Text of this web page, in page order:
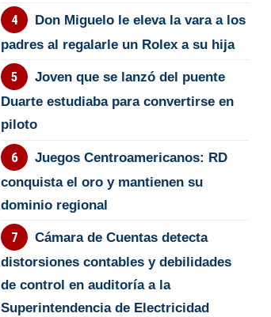
Don Miguelo le eleva la vara a los
padres al regalarle un Rolex a su hija
Joven que se lanzó del puente
Duarte estudiaba para convertirse en
piloto
Juegos Centroamericanos: RD
conquista el oro y mantienen su
dominio regional
Cámara de Cuentas detecta
distorsiones contables y debilidades
de control en auditoría a la
Superintendencia de Electricidad